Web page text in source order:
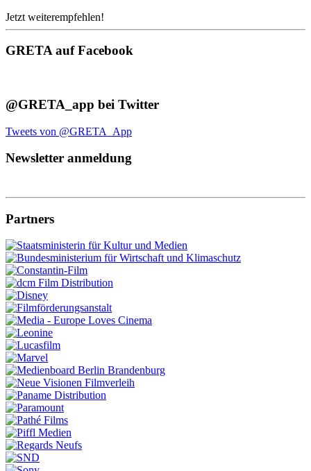
Jetzt weiterempfehlen!
GRETA auf Facebook
@GRETA_app bei Twitter
Tweets von @GRETA_App
Newsletter anmeldung
Partners